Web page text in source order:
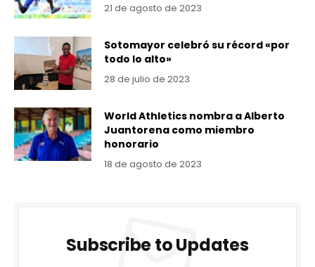
21 de agosto de 2023
Sotomayor celebró su récord «por
todo lo alto»
28 de julio de 2023
World Athletics nombra a Alberto
Juantorena como miembro
honorario
18 de agosto de 2023
Subscribe to Updates